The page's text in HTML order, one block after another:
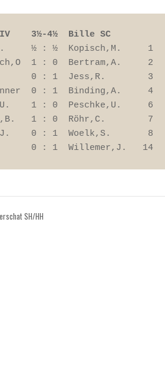
3½-4½  Bille SC
½ : ½  Kopisch,M.     1
1 : 0  Bertram,A.     2
0 : 1  Jess,R.        3
0 : 1  Binding,A.     4
1 : 0  Peschke,U.     6
1 : 0  Röhr,C.        7
0 : 1  Woelk,S.       8
0 : 1  Willemer,J.   14
SH/HH